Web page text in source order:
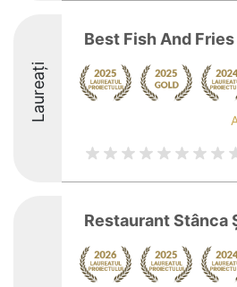
Laureați
Best Fish And Fries
Restaurant Stânca